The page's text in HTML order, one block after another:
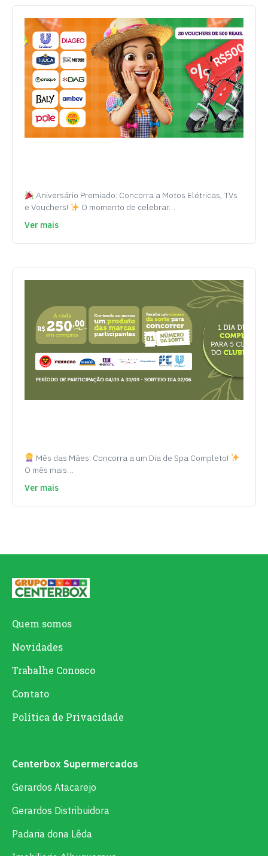
Aniversário Premiado: Concorra a Motos Elétricas, TVs
e Vouchers!
O momento de celebrar…
Ver mais
Mês das Mães: Concorra a um Dia de Spa Completo!
O mês mais…
Ver mais
Quem somos
Novidades
Trabalhe Conosco
Contato
Política de Privacidade
Centerbox Supermercados
Gerardos Atacarejo
Gerardos Distribuidora
Padaria dona Lêda